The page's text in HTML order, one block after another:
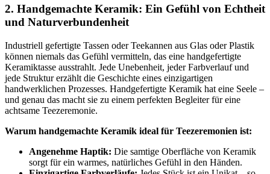
2. Handgemachte Keramik: Ein Gefühl von Echtheit
und Naturverbundenheit
Industriell gefertigte Tassen oder Teekannen aus Glas oder Plastik
können niemals das Gefühl vermitteln, das eine handgefertigte
Keramiktasse ausstrahlt. Jede Unebenheit, jeder Farbverlauf und
jede Struktur erzählt die Geschichte eines einzigartigen
handwerklichen Prozesses. Handgefertigte Keramik hat eine Seele –
und genau das macht sie zu einem perfekten Begleiter für eine
achtsame Teezeremonie.
Warum handgemachte Keramik ideal für Teezeremonien ist:
Angenehme Haptik: Die samtige Oberfläche von Keramik
sorgt für ein warmes, natürliches Gefühl in den Händen.